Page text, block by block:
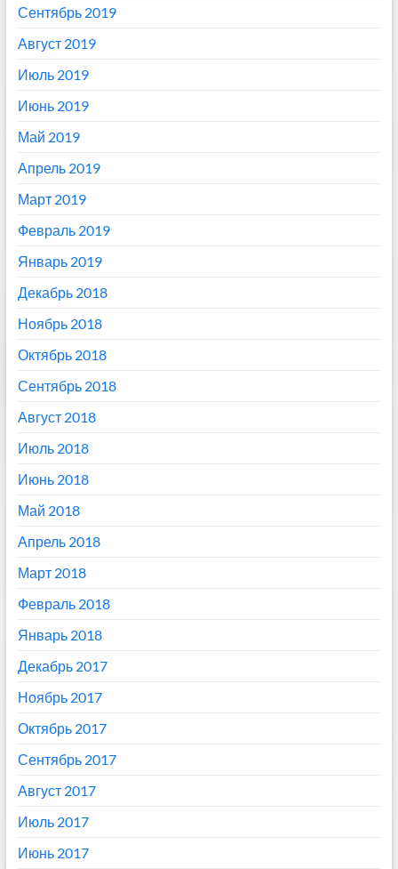
Сентябрь 2019
Август 2019
Июль 2019
Июнь 2019
Май 2019
Апрель 2019
Март 2019
Февраль 2019
Январь 2019
Декабрь 2018
Ноябрь 2018
Октябрь 2018
Сентябрь 2018
Август 2018
Июль 2018
Июнь 2018
Май 2018
Апрель 2018
Март 2018
Февраль 2018
Январь 2018
Декабрь 2017
Ноябрь 2017
Октябрь 2017
Сентябрь 2017
Август 2017
Июль 2017
Июнь 2017